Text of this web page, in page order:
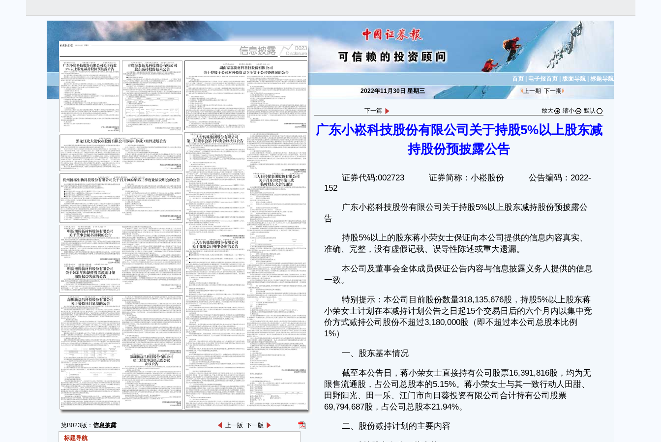
第B023版： 信息披露 上一版 下一版
标题导航
首页 电子报首页 版面导航
标题导航
2022年11月30日 星期三
上一期 下一期
下一篇 放大 缩小 默认
广东小崧科技股份有限公司关于持股5%以上股东减
持股份预披露公告
证券代码:002723 证券简称：小崧股份 公告编码：2022-
152
广东小崧科技股份有限公司关于持股5%以上股东减持股份预披露公
告
持股5%以上的股东蒋小荣女士保证向本公司提供的信息内容真实、
准确、完整，没有虚假记载、误导性陈述或重大遗漏。
本公司及董事会全体成员保证公告内容与信息披露义务人提供的信息
一致。
特别提示：本公司目前股份数量318,135,676股，持股5%以上股东蒋
小荣女士计划在本减持计划公告之日起15个交易日后的六个月内以集中竞
价方式减持公司股份不超过3,180,000股（即不超过本公司总股本比例
1%）
一、股东基本情况
截至本公告日，蒋小荣女士直接持有公司股票16,391,816股，均为无
限售流通股，占公司总股本的5.15%。蒋小荣女士与其一致行动人田甜、
田野阳光、田一乐、江门市向日葵投资有限公司合计持有公司股票
69,794,687股，占公司总股本21.94%。
二、股份减持计划的主要内容
1、减持股东名称：蒋小荣
2、减持目的：个人资金需求
3、股份来源：公司首次公开发行股票前已发行的股份
4、减持期间：自本减持计划公告之日起15个交易日后的六个月内
（根据中国证监会、深圳证券交易所相关规定及个人承诺禁止减持的期间
除外）。
5、减持价格：视市场价格确定
6、减持方式：二级市场集中竞价交易
1%